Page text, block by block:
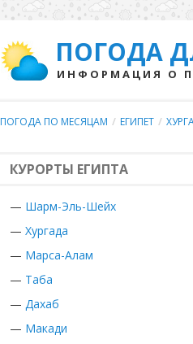
ПОГОДА
ИНФОРМАЦИЯ О
ПОГОДА ПО МЕСЯЦАМ / ЕГИПЕТ /
КУРОРТЫ ЕГИПТА
— Шарм-Эль-Шейх
— Хургада
— Марса-Алам
— Таба
— Дахаб
— Макади